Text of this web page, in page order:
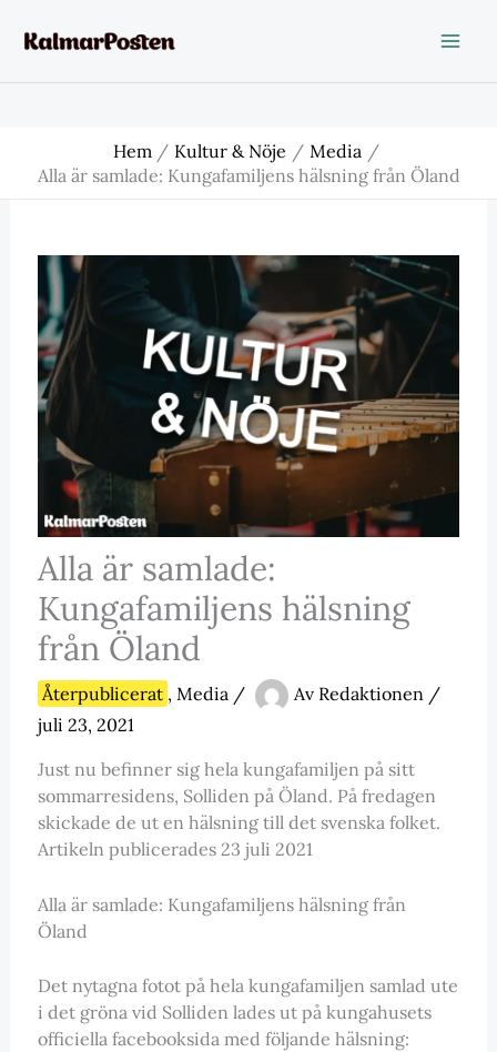
Hem Kultur & Nöje
Media
Alla är samlade: Kungafamiljens hälsning från Öland
Alla är samlade:
Kungafamiljens hälsning
från Öland
Återpublicerat , Media/ Av Redaktionen /
juli 23, 2021
Just nu befinner sig hela kungafamiljen på sitt
sommarresidens, Solliden på Öland. På fredagen
skickade de ut en hälsning till det svenska folket.
Artikeln publicerades 23 juli 2021
Alla är samlade: Kungafamiljens hälsning från
Öland
Det nytagna fotot på hela kungafamiljen samlad ute
i det gröna vid Solliden lades ut på kungahusets
officiella facebooksida med följande hälsning: